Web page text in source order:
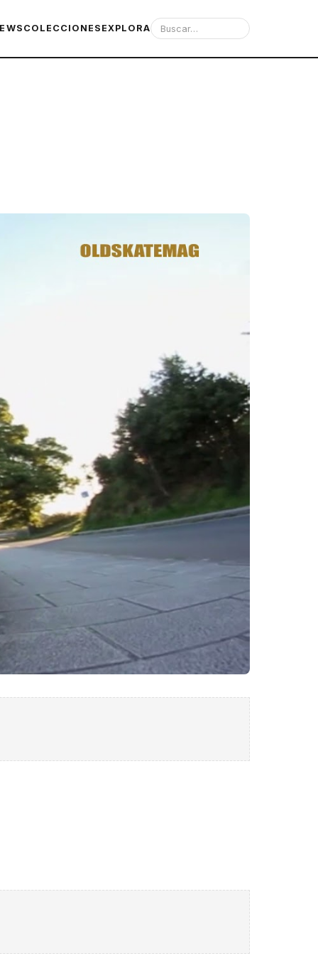
COLECCIONES EXPLORA